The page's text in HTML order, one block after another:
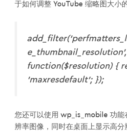
于如何调整 YouTube 缩略图大小
e_thumbnail_resolution',
function($resolution) {
'maxresdefault'; });
您还可以使用 wp_is_mobile 功能
辨率图像，同时在桌面上显示高分